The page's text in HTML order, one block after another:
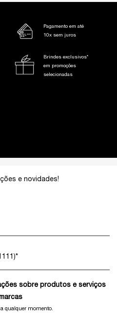
Pagamento em até
10x sem juros
Brindes exclusivos*
em promoções
selecionadas
e novidades!
*
sobre produtos e serviços
qualquer momento.​